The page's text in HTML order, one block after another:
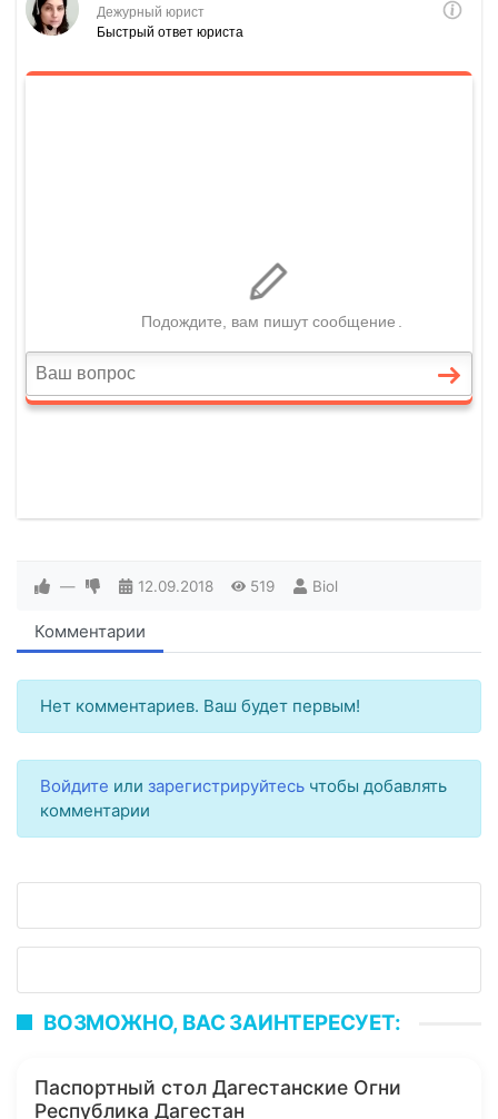
— 12.09.2018 519 Biol
Комментарии
Нет комментариев. Ваш будет первым!
Войдите или зарегистрируйтесь чтобы добавлять
комментарии
ВОЗМОЖНО, ВАС ЗАИНТЕРЕСУЕТ:
Паспортный стол Дагестанские Огни
Республика Дагестан